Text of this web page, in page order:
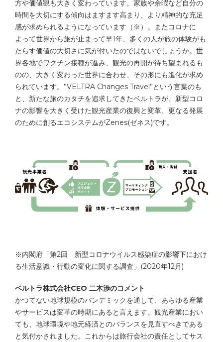
方や価値観も大きく変わっています。家族や余暇など自分の
時間を大切にする傾向はますます高まり、より精神的な充足
感が求められるようになっています（※）。またコロナに
よって世界から旅が止まって早1年、多くの人が旅の体験がも
たらす価値の大切さに気が付いたのではないでしょうか。世
界各地でワクチン接種が進み、観光の再開が待ち望まれるも
のの、大きく変わった世界に合わせ、その形にも進化が求め
られています。”VELTRA Changes Travel”という言葉のも
と、新たな旅のカタチを追求してきたベルトラが、新型コロ
ナの影響を大きく受けた観光産業の復興と変革、更なる発展
のために創るエコシステムがZenes(ゼネス)です。
※内閣府「第2回 新型コロナウイルス感染症の影響下におけ
る生活意識・行動の変化に関する調査」(2020年12月)
ベルトラ株式会社CEO 二木渉のコメント
かつてない地球規模のパンデミックを通して、あらゆる産業
やサービスは変革の時期にあると言えます。観光産業におい
ても、地球環境や地元経済とのバランスを見直すべきである
と気付かされました。これからは旅行会社の責任としてサス